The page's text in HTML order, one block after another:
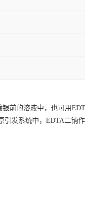
前的溶液中，也可用
发系统中，EDTA二钠